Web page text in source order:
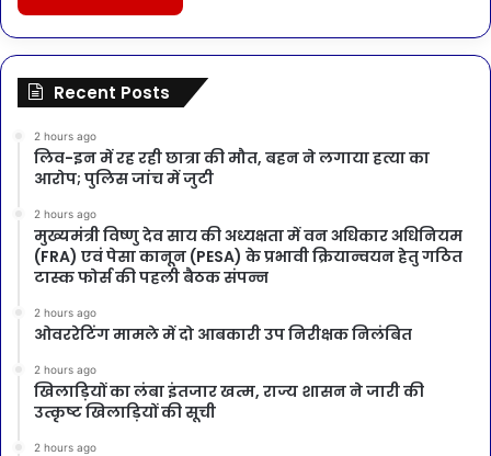
Recent Posts
2 hours ago
लिव-इन में रह रही छात्रा की मौत, बहन ने लगाया हत्या का
आरोप; पुलिस जांच में जुटी
2 hours ago
मुख्यमंत्री विष्णु देव साय की अध्यक्षता में वन अधिकार अधिनियम
(FRA) एवं पेसा कानून (PESA) के प्रभावी क्रियान्वयन हेतु गठित
टास्क फोर्स की पहली बैठक संपन्न
2 hours ago
ओवररेटिंग मामले में दो आबकारी उप निरीक्षक निलंबित
2 hours ago
खिलाड़ियों का लंबा इंतजार खत्म, राज्य शासन ने जारी की
उत्कृष्ट खिलाड़ियों की सूची
2 hours ago